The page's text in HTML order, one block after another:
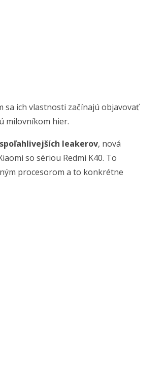
sa ich vlastnosti začínajú objavovať
milovníkom hier.
leakerov, nová
so sériou Redmi K40. To
procesorom a to konkrétne